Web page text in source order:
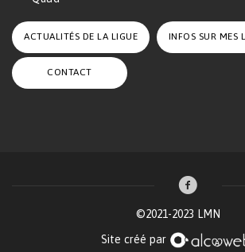
ACTUALITÉS DE LA LIGUE INFOS SUR MES
CONTACT
©2021-2023 LMN
Site créé par